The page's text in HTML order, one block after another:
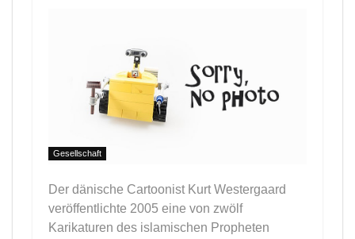
Gesellschaft
Der dänische Cartoonist Kurt Westergaard
veröffentlichte 2005 eine von zwölf
Karikaturen des islamischen Propheten